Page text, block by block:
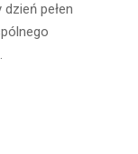
pełen